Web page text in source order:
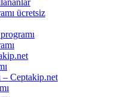
ücretsiz
– Ceptakip.net